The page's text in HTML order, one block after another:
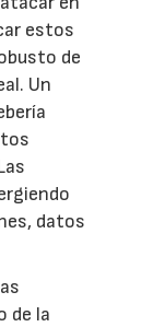
estos
de
Un
datos
de la